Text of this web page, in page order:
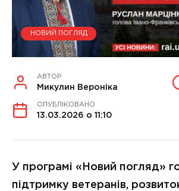
НОВИЙ ПОГЛЯД
АВТОР
Микулин Вероніка
ОПУБЛІКОВАНО
13.03.2026 о 11:10
У програмі «Новий погляд»
підтримку ветеранів,